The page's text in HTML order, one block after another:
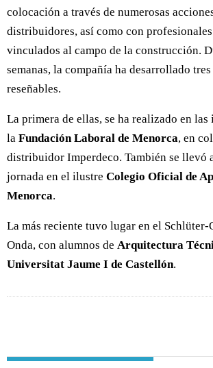
colocación a través de numerosas
distribuidores, así como con
vinculados al campo de la construcción.
semanas, la compañía ha desarrollado
reseñables.
La primera de ellas, se ha realizado en las
la Fundación Laboral de Menorca, en
distribuidor Imperdeco. También se llevó
jornada en el ilustre Colegio Oficial de
Menorca.
La más reciente tuvo lugar en el Schlüter-
Onda, con alumnos de Arquitectura
Universitat Jaume I de Castellón.